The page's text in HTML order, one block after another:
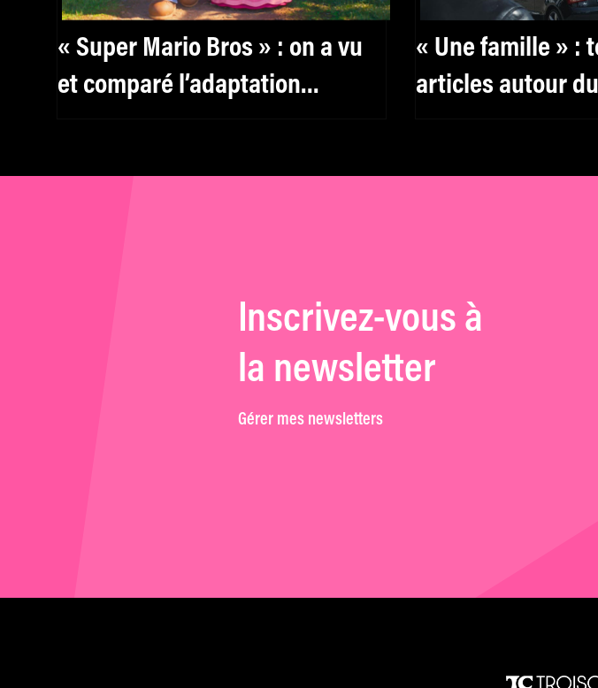
« Super Mario Bros » : on a vu
et comparé l’adaptation
« Une famille » :
articles autour
Inscrivez-vous à
la newsletter
Gérer mes newsletters